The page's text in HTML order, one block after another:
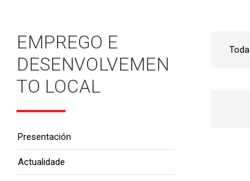
EMPREGO E
DESENVOLVEMEN
TO LOCAL
Presentación
Actualidade